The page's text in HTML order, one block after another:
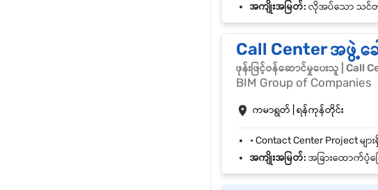
အကျိုးအမြတ်: လိုအပ်သော သင်တန်
Call Center အဖွဲ့ခေ
ဖုန်းဖြင့်ဝန်ဆောင်မှုပေးသူ | Call
BIM Group of Companies
ကမာရွတ် | ရန်ကုန်တိုင်း
အကျိုးအမြတ်: အခြားထောက်ပံ့ကြ